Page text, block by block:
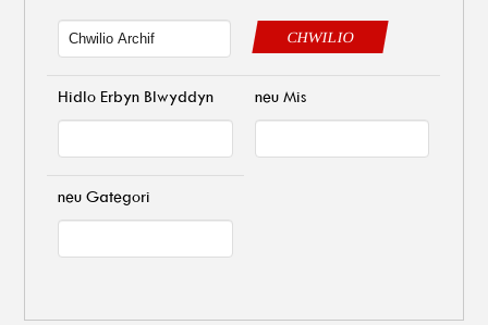
CHWILIO
Hidlo Erbyn Blwyddyn neu Mis
neu Gategori